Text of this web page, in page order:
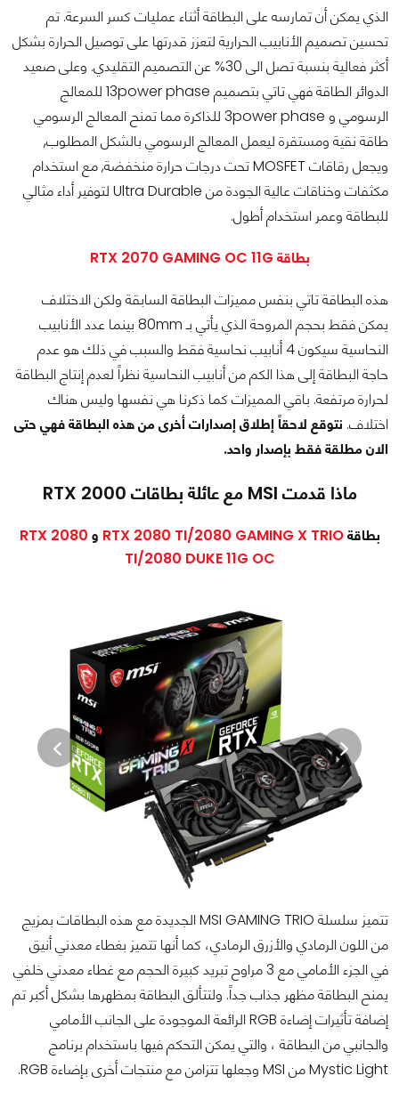
الذي يمكن أن تمارسه على البطاقة أثناء عمليات كسر السرعة. تم
تحسين تصميم الأنابيب الحرارية لتعزز قدرتها على توصيل الحرارة بشكل
أكثر فعالية بنسبة تصل الى 30% عن التصميم التقليدي. وعلى صعيد
الدوائر الطاقة فهي تاتي بتصميم 13power phase للمعالج
الرسومي و 3power phase للذاكرة مما تمنح المعالج الرسومي
طاقة نقية ومستقرة ليعمل المعالج الرسومي بالشكل المطلوب,
ويجعل رقاقات MOSFET تحت درجات حرارة منخفضة, مع استخدام
مكثفات وخناقات عالية الجودة من Ultra Durable لتوفير أداء مثالي
للبطاقة وعمر استخدام أطول.
بطاقة RTX 2070 GAMING OC 11G
هذه البطاقة تاتي بنفس مميزات البطاقة السابقة ولكن الاختلاف
يمكن فقط بحجم المروحة الذي يأتي بـ 80mm بينما عدد الأنابيب
النحاسية سيكون 4 أنابيب نحاسية فقط والسبب في ذلك هو عدم
حاجة البطاقة إلى هذا الكم من أنابيب النحاسية نظراً لعدم إنتاج البطاقة
لحرارة مرتفعة. باقي المميزات كما ذكرنا هي نفسها وليس هناك
اختلاف. نتوقع لاحقاً إطلاق إصدارات أخرى من هذه البطاقة فهي حتى
الان مطلقة فقط بإصدار واحد.
ماذا قدمت MSI مع عائلة بطاقات RTX 2000
بطاقةRTX 2080 TI/2080 GAMING X TRIO و RTX 2080
TI/2080 DUKE 11G OC
تتميز سلسلة MSI GAMING TRIO الجديدة مع هذه البطاقات بمزيج
من اللون الرمادي والأزرق الرمادي، كما أنها تتميز بغطاء معدني أنيق
في الجزء الأمامي مع 3 مراوح تبريد كبيرة الحجم مع غطاء معدني خلفي
يمنح البطاقة مظهر جذاب جداً. ولتتألق البطاقة بمظهرها بشكل أكبر تم
إضافة تأثيرات إضاءة RGB الرائعة الموجودة على الجانب الأمامي
والجانبي من البطاقة ، والتي يمكن التحكم فيها باستخدام برنامج
Mystic Light من MSI وجعلها تتزامن مع منتجات أخرى بإضاءة RGB.